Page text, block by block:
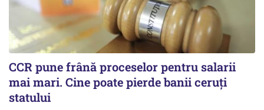
CCR pune frână proceselor pentru salarii
mai mari. Cine poate pierde banii ceruți
statului